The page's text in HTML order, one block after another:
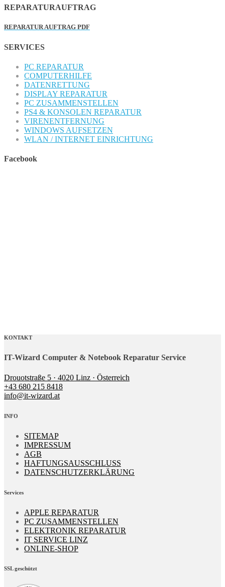
REPARATURAUFTRAG
REPARATUR AUFTRAG PDF
SERVICES
PC REPARATUR
COMPUTERHILFE
DATENRETTUNG
DISPLAY REPARATUR
PC ZUSAMMENSTELLEN
PS4 & KONSOLEN REPARATUR
VIRENENTFERNUNG
WINDOWS AUFSETZEN
WLAN / INTERNET EINRICHTUNG
Facebook
KONTAKT
IT-Wizard Computer & Notebook Reparatur Service
Drouotstraße 5 · 4020 Linz · Österreich
+43 680 215 8418
info@it-wizard.at
INFO
SITEMAP
IMPRESSUM
AGB
HAFTUNGSAUSSCHLUSS
DATENSCHUTZERKLÄRUNG
Services
APPLE REPARATUR
PC ZUSAMMENSTELLEN
ELEKTRONIK REPARATUR
IT SERVICE LINZ
ONLINE-SHOP
SSL geschützt